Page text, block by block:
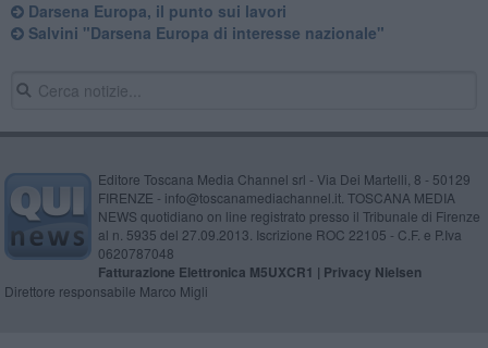
Darsena Europa, il punto sui lavori
Salvini "Darsena Europa di interesse nazionale"
Editore Toscana Media Channel srl - Via Dei Martelli, 8 - 50129
FIRENZE - info@toscanamediachannel.it. TOSCANA MEDIA
NEWS quotidiano on line registrato presso il Tribunale di Firenze
al n. 5935 del 27.09.2013. Iscrizione ROC 22105 - C.F. e P.Iva
0620787048
Fatturazione Elettronica M5UXCR1 | Privacy Nielsen
Direttore responsabile Marco Migli